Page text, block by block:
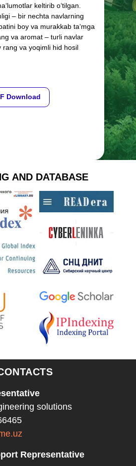
keltirib o‘tilgan.
– bir nechta navlarning
boy va murakkab ta‘mga
va aromat – turli navlar
rang va yoqimli hid hosil
Download
AND DATABASE
solutions
Representative